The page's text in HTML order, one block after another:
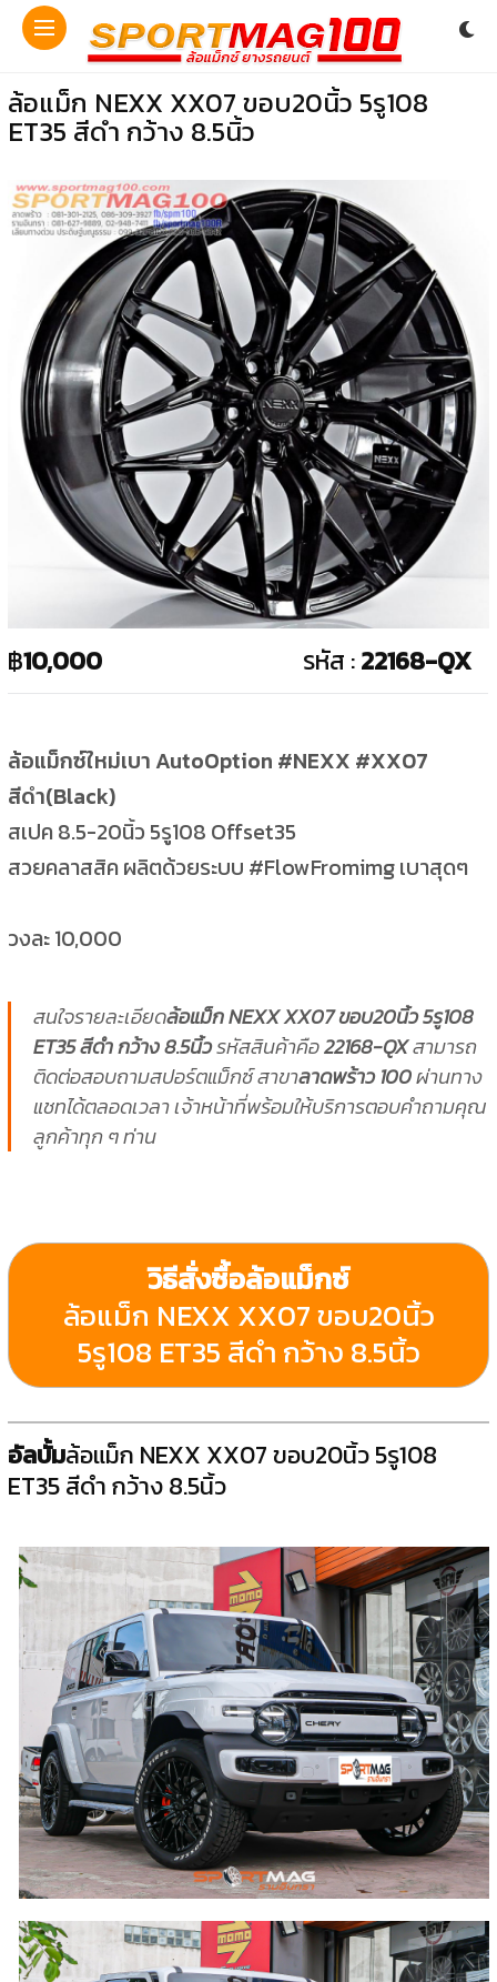
ล้อแม็ก NEXX XX07 ขอบ20นิ้ว 5รู108
ET35 สีดำ กว้าง 8.5นิ้ว
฿10,000 รหัส :22168-QX
ล้อแม็กซ์ใหม่เบา AutoOption #NEXX #XX07
สีดำ(Black)
สเปค 8.5-20นิ้ว 5รู108 Offset35
สวยคลาสสิค ผลิตด้วยระบบ #FlowFromimg เบาสุดๆ
วงละ 10,000
สนใจรายละเอียดล้อแม็ก NEXX XX07 ขอบ20นิ้ว 5รู108
ET35 สีดำ กว้าง 8.5นิ้วรหัสสินค้าคือ22168-QXสามารถ
ติดต่อสอบถามสปอร์ตแม็กซ์ สาขาลาดพร้าว 100ผ่านทาง
แชทได้ตลอดเวลา เจ้าหน้าที่พร้อมให้บริการตอบคำถามคุณ
ลูกค้าทุก ๆ ท่าน
วิธีสั่งซื้อล้อแม็กซ์
ล้อแม็ก NEXX XX07 ขอบ20นิ้ว
5รู108 ET35 สีดำ กว้าง 8.5นิ้ว
อัลบั้มล้อแม็ก NEXX XX07 ขอบ20นิ้ว 5รู108
ET35 สีดำ กว้าง 8.5นิ้ว